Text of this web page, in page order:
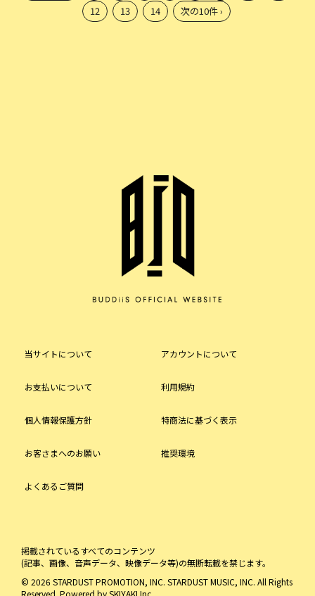
12
13 14 次の10件 ›
当サイトについて アカウントについて
お支払いについて 利用規約
個人情報保護方針 特商法に基づく表示
お客さまへのお願い 推奨環境
よくあるご質問
掲載されているすべてのコンテンツ
(記事、画像、音声データ、映像データ等)の無断転載を禁じます。
© 2026 STARDUST PROMOTION, INC. STARDUST MUSIC, INC. All Rights